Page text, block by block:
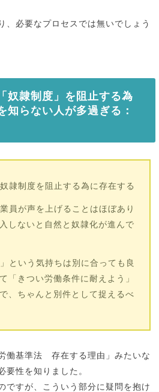
、必要なプロセスでは無いでしょう
奴隷制度」を阻止する為
知らない人が多過ぎる：
隷制度を阻止する為に存在する
員が声を上げることはほぼあり
しないと自然と奴隷化が進んで
という気持ちは別に合っても良
「きつい労働条件に耐えよう」
、ちゃんと別件として捉えるべ
働基準法 存在する理由」みたいな
要性を知りました。
ですが、こういう部分に疑問を抱け